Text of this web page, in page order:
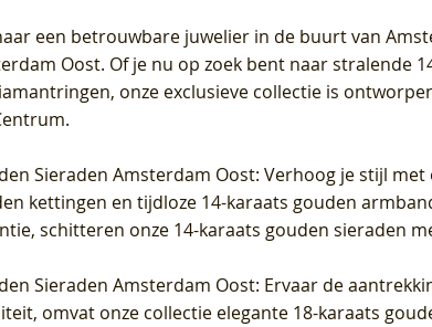
Oorhangers
(14k) met Lab
Blush Lab Diamonds
LG9007Y/S - Geelgoud
grown Diamant
Collier LG3019Y
met Lab grown
Blush Lab Diamonds Ring
Geelgoud (14k) met Lab
Diamant
Ring LG1031Y -
met Lab grown
Blush Lab Diamonds Ring
Geelgoud (14k) met Lab
Diamant
een betrouwbare juwelier in de buurt van
Oost. Of je nu op zoek bent naar stralende
onze exclusieve collectie is
.
Sieraden Amsterdam Oost: Verhoog je stijl
kettingen en tijdloze 14-karaats gouden
schitteren onze 14-karaats gouden sieraden
Sieraden Amsterdam Oost: Ervaar de
omvat onze collectie elegante 18-karaats